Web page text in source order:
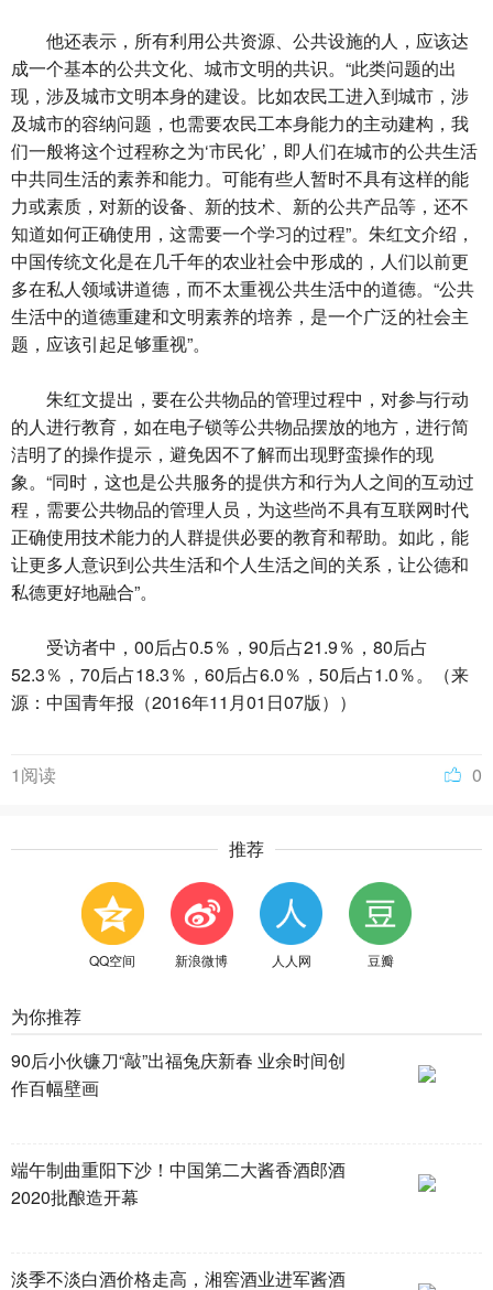
他还表示，所有利用公共资源、公共设施的人，应该达
成一个基本的公共文化、城市文明的共识。“此类问题的出
现，涉及城市文明本身的建设。比如农民工进入到城市，涉
及城市的容纳问题，也需要农民工本身能力的主动建构，我
们一般将这个过程称之为‘市民化’，即人们在城市的公共生活
中共同生活的素养和能力。可能有些人暂时不具有这样的能
力或素质，对新的设备、新的技术、新的公共产品等，还不
知道如何正确使用，这需要一个学习的过程”。朱红文介绍，
中国传统文化是在几千年的农业社会中形成的，人们以前更
多在私人领域讲道德，而不太重视公共生活中的道德。“公共
生活中的道德重建和文明素养的培养，是一个广泛的社会主
题，应该引起足够重视”。
朱红文提出，要在公共物品的管理过程中，对参与行动
的人进行教育，如在电子锁等公共物品摆放的地方，进行简
洁明了的操作提示，避免因不了解而出现野蛮操作的现
象。“同时，这也是公共服务的提供方和行为人之间的互动过
程，需要公共物品的管理人员，为这些尚不具有互联网时代
正确使用技术能力的人群提供必要的教育和帮助。如此，能
让更多人意识到公共生活和个人生活之间的关系，让公德和
私德更好地融合”。
受访者中，00后占0.5％，90后占21.9％，80后占
52.3％，70后占18.3％，60后占6.0％，50后占1.0％。（来
源：中国青年报（2016年11月01日07版））
0
1阅读
推荐
QQ空间 新浪微博 人人网 豆瓣
为你推荐
90后小伙镰刀“敲”出福兔庆新春 业余时间创
作百幅壁画
端午制曲重阳下沙！中国第二大酱香酒郎酒
2020批酿造开幕
淡季不淡白酒价格走高，湘窖酒业进军酱酒